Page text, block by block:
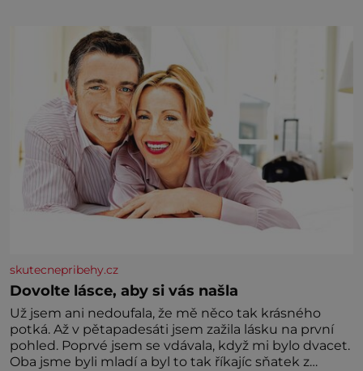
skutecnepribehy.cz
Dovolte lásce, aby si vás našla
Už jsem ani nedoufala, že mě něco tak krásného
potká. Až v pětapadesáti jsem zažila lásku na první
pohled. Poprvé jsem se vdávala, když mi bylo dvacet.
Oba jsme byli mladí a byl to tak říkajíc sňatek z